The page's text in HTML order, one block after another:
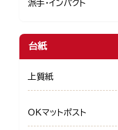
派手・インパクト
台紙
上質紙
OKマットポスト